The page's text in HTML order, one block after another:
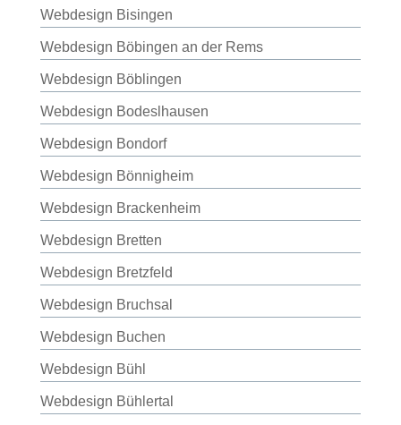
Webdesign Bisingen
Webdesign Böbingen an der Rems
Webdesign Böblingen
Webdesign Bodeslhausen
Webdesign Bondorf
Webdesign Bönnigheim
Webdesign Brackenheim
Webdesign Bretten
Webdesign Bretzfeld
Webdesign Bruchsal
Webdesign Buchen
Webdesign Bühl
Webdesign Bühlertal